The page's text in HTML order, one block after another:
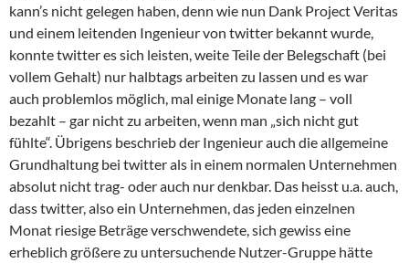
kann’s nicht gelegen haben, denn wie nun Dank Project Veritas
und einem leitenden Ingenieur von twitter bekannt wurde,
konnte twitter es sich leisten, weite Teile der Belegschaft (bei
vollem Gehalt) nur halbtags arbeiten zu lassen und es war
auch problemlos möglich, mal einige Monate lang – voll
bezahlt – gar nicht zu arbeiten, wenn man „sich nicht gut
fühlte“. Übrigens beschrieb der Ingenieur auch die allgemeine
Grundhaltung bei twitter als in einem normalen Unternehmen
absolut nicht trag- oder auch nur denkbar. Das heisst u.a. auch,
dass twitter, also ein Unternehmen, das jeden einzelnen
Monat riesige Beträge verschwendete, sich gewiss eine
erheblich größere zu untersuchende Nutzer-Gruppe hätte